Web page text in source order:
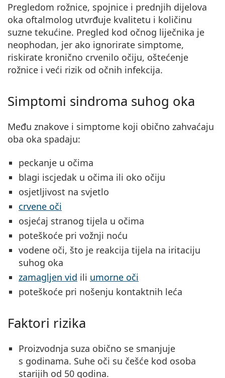
Pregledom rožnice, spojnice i prednjih dijelova
oka oftalmolog utvrđuje kvalitetu i količinu
suzne tekućine. Pregled kod očnog liječnika je
neophodan, jer ako ignorirate simptome,
riskirate kronično crvenilo očiju, oštećenje
rožnice i veći rizik od očnih infekcija.
Simptomi sindroma suhog oka
Među znakove i simptome koji obično zahvaćaju
oba oka spadaju:
peckanje u očima
blagi iscjedak u očima ili oko očiju
osjetljivost na svjetlo
crvene oči
osjećaj stranog tijela u očima
poteškoće pri vožnji noću
vodene oči, što je reakcija tijela na iritaciju
suhog oka
zamagljen vid ili umorne oči
poteškoće pri nošenju kontaktnih leća
Faktori rizika
Proizvodnja suza obično se smanjuje
s godinama. Suhe oči su češće kod osoba
starijih od 50 godina.